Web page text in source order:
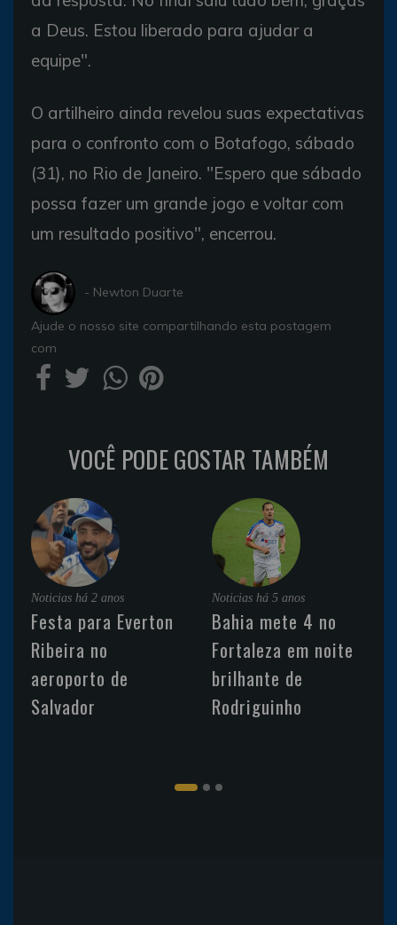
a Deus. Estou liberado para ajudar a
equipe".
O artilheiro ainda revelou suas expectativas
para o confronto com o Botafogo, sábado
(31), no Rio de Janeiro. "Espero que sábado
possa fazer um grande jogo e voltar com
um resultado positivo", encerrou.
- Newton Duarte
Ajude o nosso site compartilhando esta postagem
com
VOCÊ PODE GOSTAR TAMBÉM
Noticias há 2 anos
Festa para Everton
Ribeira no
aeroporto de
Salvador
Noticias há 5 anos
Bahia mete 4 no
Fortaleza em noite
brilhante de
Rodriguinho